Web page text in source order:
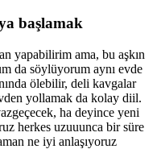
başlamak
yapabilirim ama, bu aşkın
da söylüyorum aynı evde
ölebilir, deli kavgalar
yollamak da kolay diil.
ha deyince yeni
herkes uzuuunca bir süre
ne iyi anlaşıyoruz